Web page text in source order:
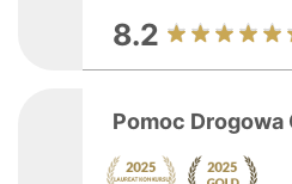
8.2
Pomoc Drogowa